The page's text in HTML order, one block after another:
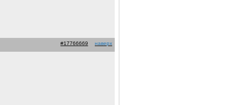
#17766669 наверх